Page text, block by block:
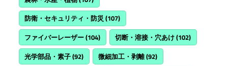
防衛・セキュリティ・防災(107)
ファイバーレーザー(104) 切断・溶接・穴あけ(102)
光学部品・素子(92) 微細加工・剥離(92)